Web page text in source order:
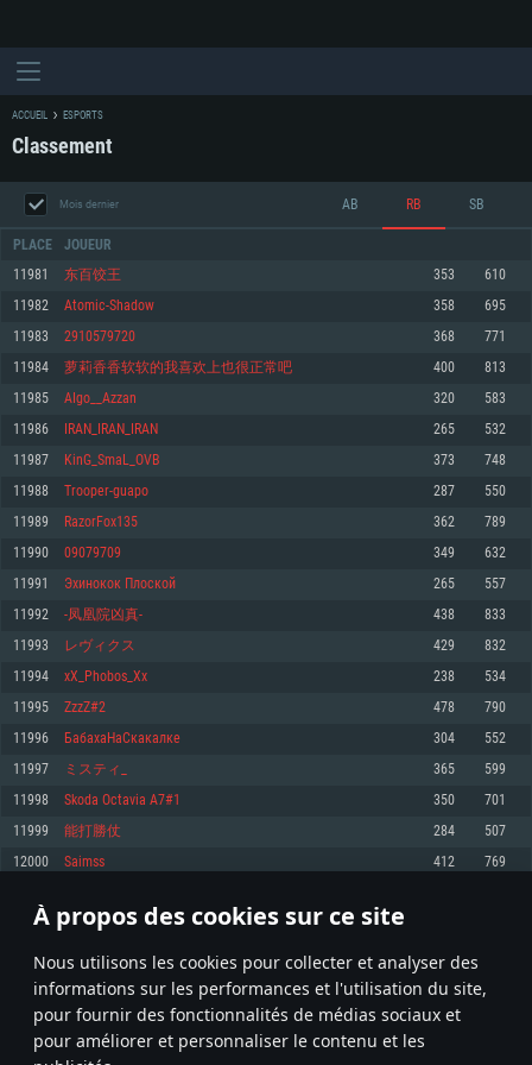
À propos des cookies sur ce site
Nous utilisons les cookies pour collecter et analyser des
informations sur les performances et l'utilisation du site,
pour fournir des fonctionnalités de médias sociaux et
pour améliorer et personnaliser le contenu et les
CONFIGURATION SYSTÈME REQUISE
Minimum
OS: Windows 10 (64 bit)
Processeur: Dual-Core 2.2 GHz
Mémoire: 4 GB
Carte graphique supportant DirectX 11: AMD Radeon 77XX / NVIDIA
GeForce GTX 660. La résolution minimale supportée par le jeu est de 720p
Connection: Connexion Internet à haut débit
Disque dur: 23.1 Go (client minimal)
Recommandée
1060 et plus, Radeon RX 570 et plus.
Disque dur: 75.9 Go (client complet)
Minimum
OS: Mac OS Big Sur 11.0 ou plus récent
Processeur: Core i5, minimum 2.2GHz (Les processeurs Intel Xeon ne sont
pas supportés)
Mémoire: 6 GB
Carte graphique: Intel Iris Pro 5200 (Mac), ou analogue AMD/Nvidia. La
résolution minimale supportée par le jeu est de 720p.
Connection: Connexion Internet à haut débit
Disque dur: 62,2 Go (client minimal)
Recommandée
OS: Mac OS Big Sur 11.0 ou plus récent
Processeur: Core i7 (Les processeurs Intel Xeon ne sont pas supportés)
Mémoire: 8 GB
Carte graphique: Radeon Vega II ou plus avec support de Metal
Disque dur: 62,2 Go (client complet)
Minimum
OS: Les configurations Linux 64 bits les plus modernes
Processeur: Dual-Core 2.4 GHz
Mémoire: 4 GB
Carte graphique: NVIDIA 660 avec les derniers drivers (moins de 6 mois) /
de même pour AMD (La résolution minimale supportée par le jeu est de
720p)
Connection: Connexion Internet à haut débit
Disque dur: 62,2 Go (client minimal)
Recommandée
OS: Ubuntu 20.04 64bit
Processeur: Intel Core i7
Mémoire: 8 GB
Carte graphique: NVIDIA 1060 avec les derniers drivers (moins de 6 mois) /
6 mois et supportant Vulkan
Connection: Connexion Internet à haut débit
Disque dur: 60,2 Go (client complet)
ACCUEIL ESPORTS
Classement
Mois dernier AB RB SB
PLACE JOUEUR
11981 东百饺王 353 610
11982 Atomic-Shadow 358 695
11983 2910579720 368 771
11984 萝莉香香软软的我喜欢上也很正常吧 400 813
11985 AIgo__Azzan 320 583
11986 IRAN_IRAN_IRAN 265 532
11987 KinG_SmaL_OVB 373 748
11988 Trooper-guapo 287 550
11989 RazorFox135 362 789
11990 09079709 349 632
11991 Эхинокок Плоской 265 557
11992 -凤凰院凶真- 438 833
11993 レヴィクス 429 832
11994 xX_Phobos_Xx 238 534
11995 ZzzZ#2 478 790
11996 БабахаНаСкакалке 304 552
11997 ミスティ_ 365 599
11998 Skoda Octavia A7#1 350 701
11999 能打勝仗 284 507
12000 Saimss 412 769
* Classement mis à jour quotidiennement
599 600 601 700